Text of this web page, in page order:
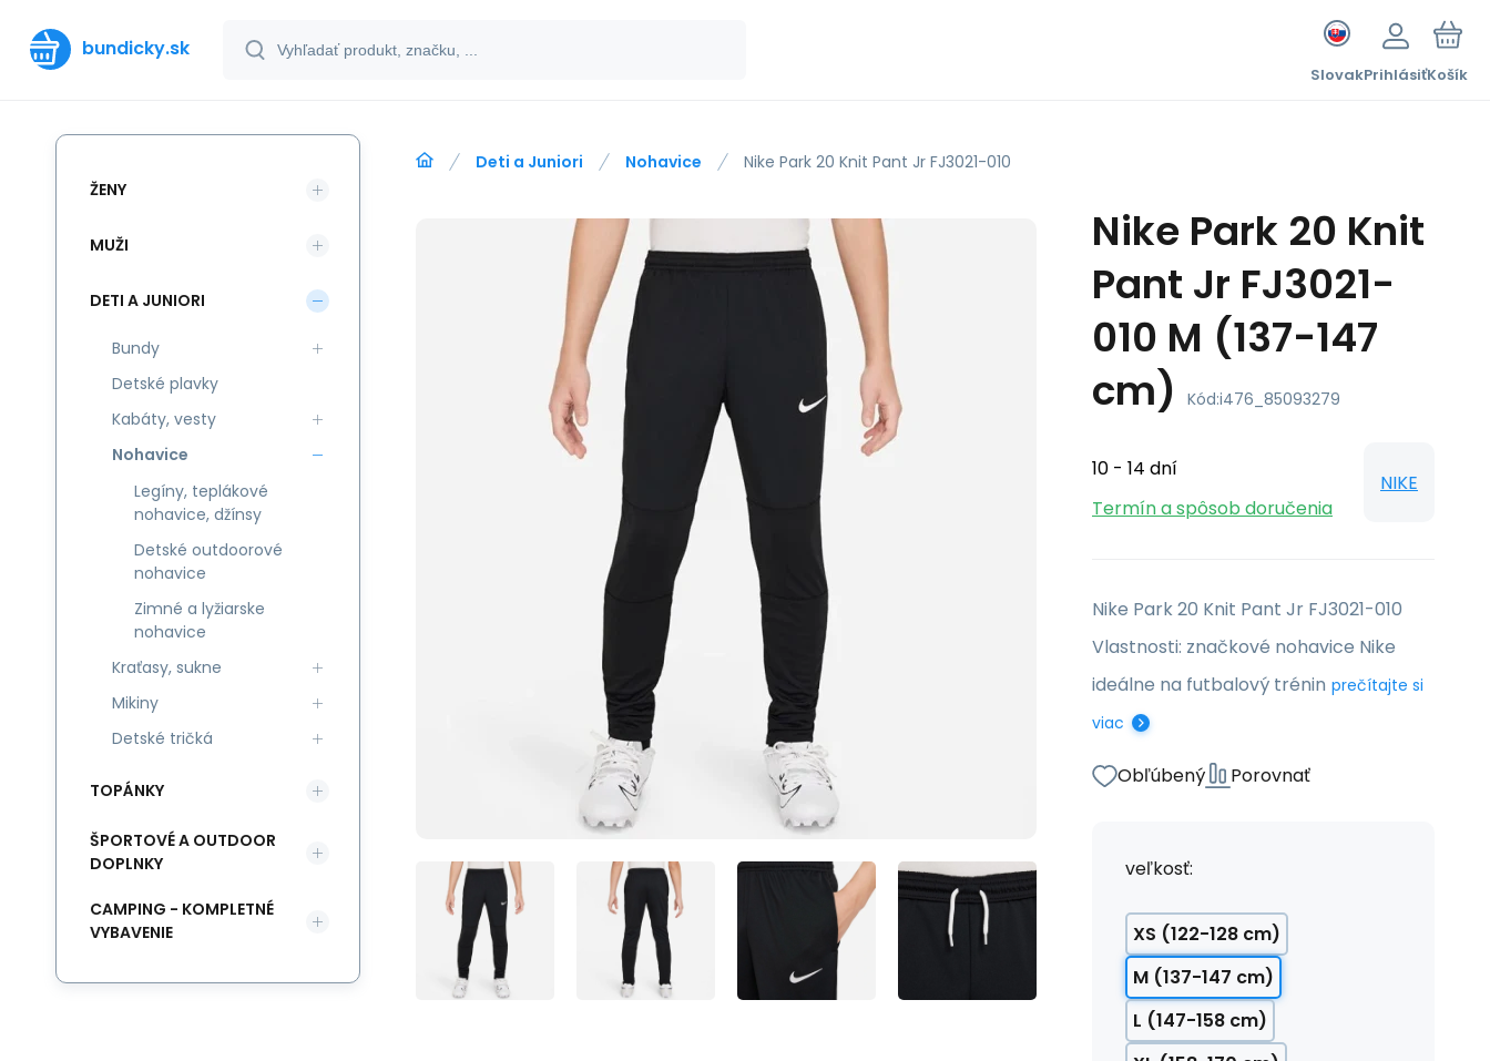
bundicky.sk
SlovakPrihlásiťKošík
Deti a Juniori Nohavice Nike Park 20 Knit Pant Jr FJ3021-010
Nike Park 20 Knit
Pant Jr FJ3021-
010 M (137-147
cm)
Kód:i476_85093279
10 - 14 dní
Termín a spôsob doručenia
NIKE
Nike Park 20 Knit Pant Jr FJ3021-010
Vlastnosti: značkové nohavice Nike
ideálne na futbalový trénin prečítajte si
viac
Obľúbený Porovnať
veľkosť:
XS (122-128 cm)
M (137-147 cm)
L (147-158 cm)
ŽENY
MUŽI
DETI A JUNIORI
Bundy
Detské plavky
Kabáty, vesty
Nohavice
Legíny, teplákové
nohavice, džínsy
Detské outdoorové
nohavice
Zimné a lyžiarske
nohavice
Kraťasy, sukne
Mikiny
Detské tričká
TOPÁNKY
ŠPORTOVÉ A OUTDOOR
DOPLNKY
CAMPING - KOMPLETNÉ
VYBAVENIE